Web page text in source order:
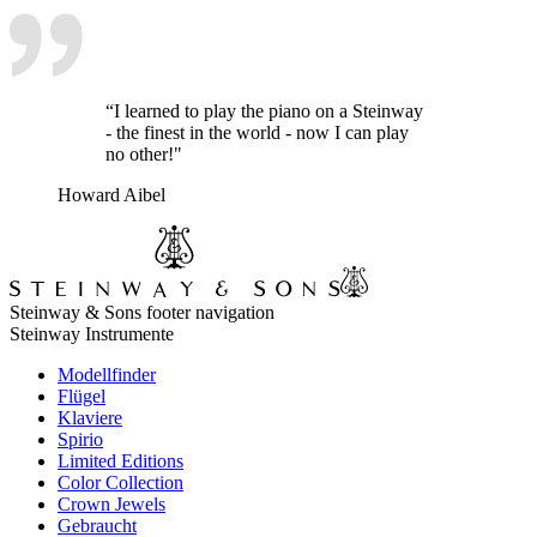
“I learned to play the piano on a Steinway
- the finest in the world - now I can play
no other!"
Howard Aibel
Steinway & Sons footer navigation
Steinway Instrumente
Modellfinder
Flügel
Klaviere
Spirio
Limited Editions
Color Collection
Crown Jewels
Gebraucht